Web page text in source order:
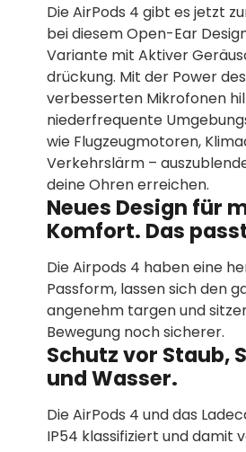
Die AirPods 4 gibt es jetzt
bei diesem Open-Ear
Variante mit Aktiver
drückung. Mit der Power
verbesserten Mikrofonen
niederfrequente
wie Flugzeug­motoren,
Verkehrs­lärm –
deine Ohren erreichen.
Neues Design für
Komfort. Das
Die Airpods 4 haben eine
Passform, lassen sich den
angenehm targen und
Bewegung noch sicherer.
Schutz vor Staub,
und Wasser.
Die AirPods 4 und das
IP54 klassifiziert und damit